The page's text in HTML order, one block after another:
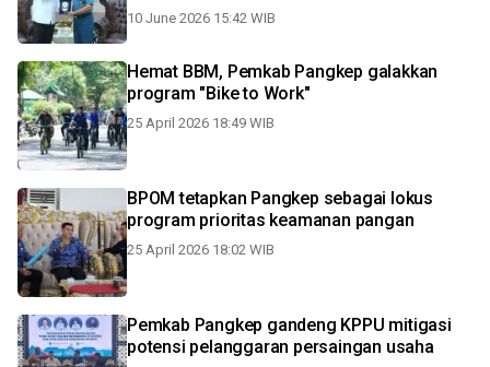
10 June 2026 15:42 WIB
Hemat BBM, Pemkab Pangkep galakkan
program "Bike to Work"
25 April 2026 18:49 WIB
BPOM tetapkan Pangkep sebagai lokus
program prioritas keamanan pangan
25 April 2026 18:02 WIB
Pemkab Pangkep gandeng KPPU mitigasi
potensi pelanggaran persaingan usaha